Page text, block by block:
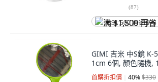
(87)
满 $1,500 再省 $75
GIMI 吉米 中S鏡 K-
1cm 6個, 顏色隨機,
首購折扣價 40%$330